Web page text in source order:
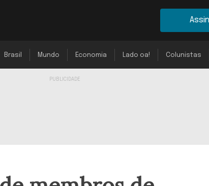
Brasil Mundo Economia Lado oa! Colunistas